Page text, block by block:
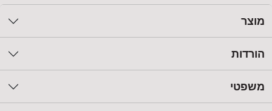
מוצר
הורדות
משפטי